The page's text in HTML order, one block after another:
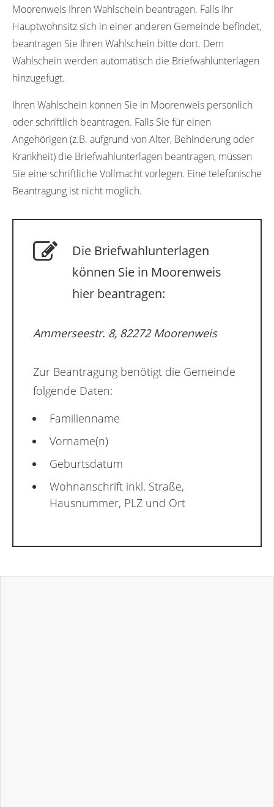
Moorenweis Ihren Wahlschein beantragen. Falls Ihr
Hauptwohnsitz sich in einer anderen Gemeinde befindet,
beantragen Sie Ihren Wahlschein bitte dort. Dem
Wahlschein werden automatisch die Briefwahlunterlagen
hinzugefügt.
Ihren Wahlschein können Sie in Moorenweis persönlich
oder schriftlich beantragen. Falls Sie für einen
Angehörigen (z.B. aufgrund von Alter, Behinderung oder
Krankheit) die Briefwahlunterlagen beantragen, müssen
Sie eine schriftliche Vollmacht vorlegen. Eine telefonische
Beantragung ist nicht möglich.
Die Briefwahlunterlagen
können Sie in Moorenweis
hier beantragen:
Ammerseestr. 8, 82272 Moorenweis
Zur Beantragung benötigt die Gemeinde
folgende Daten:
Familienname
Vorname(n)
Geburtsdatum
Wohnanschrift inkl. Straße,
Hausnummer, PLZ und Ort